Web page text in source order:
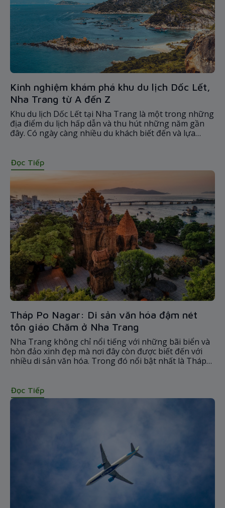
Kinh nghiệm khám phá khu du lịch Dốc Lết,
Nha Trang từ A đến Z
Khu du lịch Dốc Lết tại Nha Trang là một trong những
địa điểm du lịch hấp dẫn và thu hút những năm gần
đây. Có ngày càng nhiều du khách biết đến và lựa
xin chia sẻ kinh nghiệm khám phá du lịch Dốc Lết từ A
đến Z ngay sau đây nhé.
Đọc Tiếp
Tháp Po Nagar: Di sản văn hóa đậm nét
tôn giáo Chăm ở Nha Trang
Nha Trang không chỉ nổi tiếng với những bãi biển và
hòn đảo xinh đẹp mà nơi đây còn được biết đến với
nhiều di sản văn hóa. Trong đó nổi bật nhất là Tháp
tôi theo dõi bài viết sau đây nhé!
Đọc Tiếp